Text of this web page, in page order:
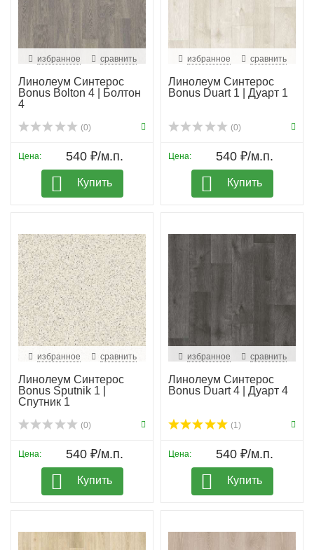
избранное сравнить
Линолеум Синтерос
Bonus Bolton 4 | Болтон
4
(0)
Цена: 540 ₽/м.п.
Купить
избранное сравнить
Линолеум Синтерос
Bonus Duart 1 | Дуарт 1
(0)
Цена: 540 ₽/м.п.
Купить
избранное сравнить
Линолеум Синтерос
Bonus Sputnik 1 |
Спутник 1
(0)
Цена: 540 ₽/м.п.
Купить
избранное сравнить
Линолеум Синтерос
Bonus Duart 4 | Дуарт 4
(1)
Цена: 540 ₽/м.п.
Купить